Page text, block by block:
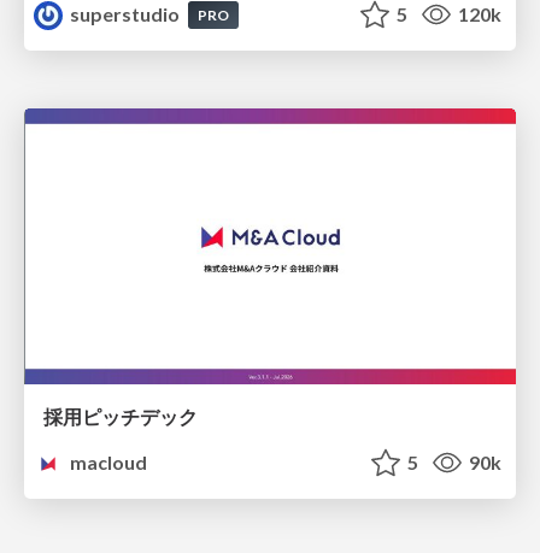
superstudio
PRO 5 120k
採用ピッチデック
macloud
5 90k